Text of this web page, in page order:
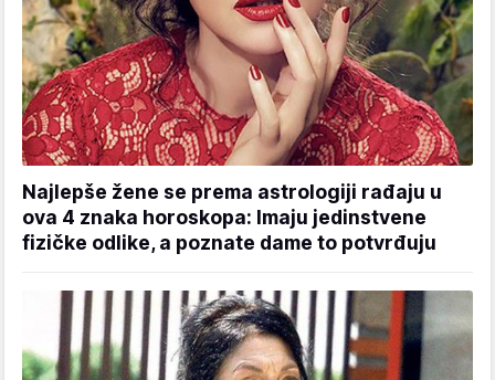
Najlepše žene se prema astrologiji rađaju u
ova 4 znaka horoskopa: Imaju jedinstvene
fizičke odlike, a poznate dame to potvrđuju